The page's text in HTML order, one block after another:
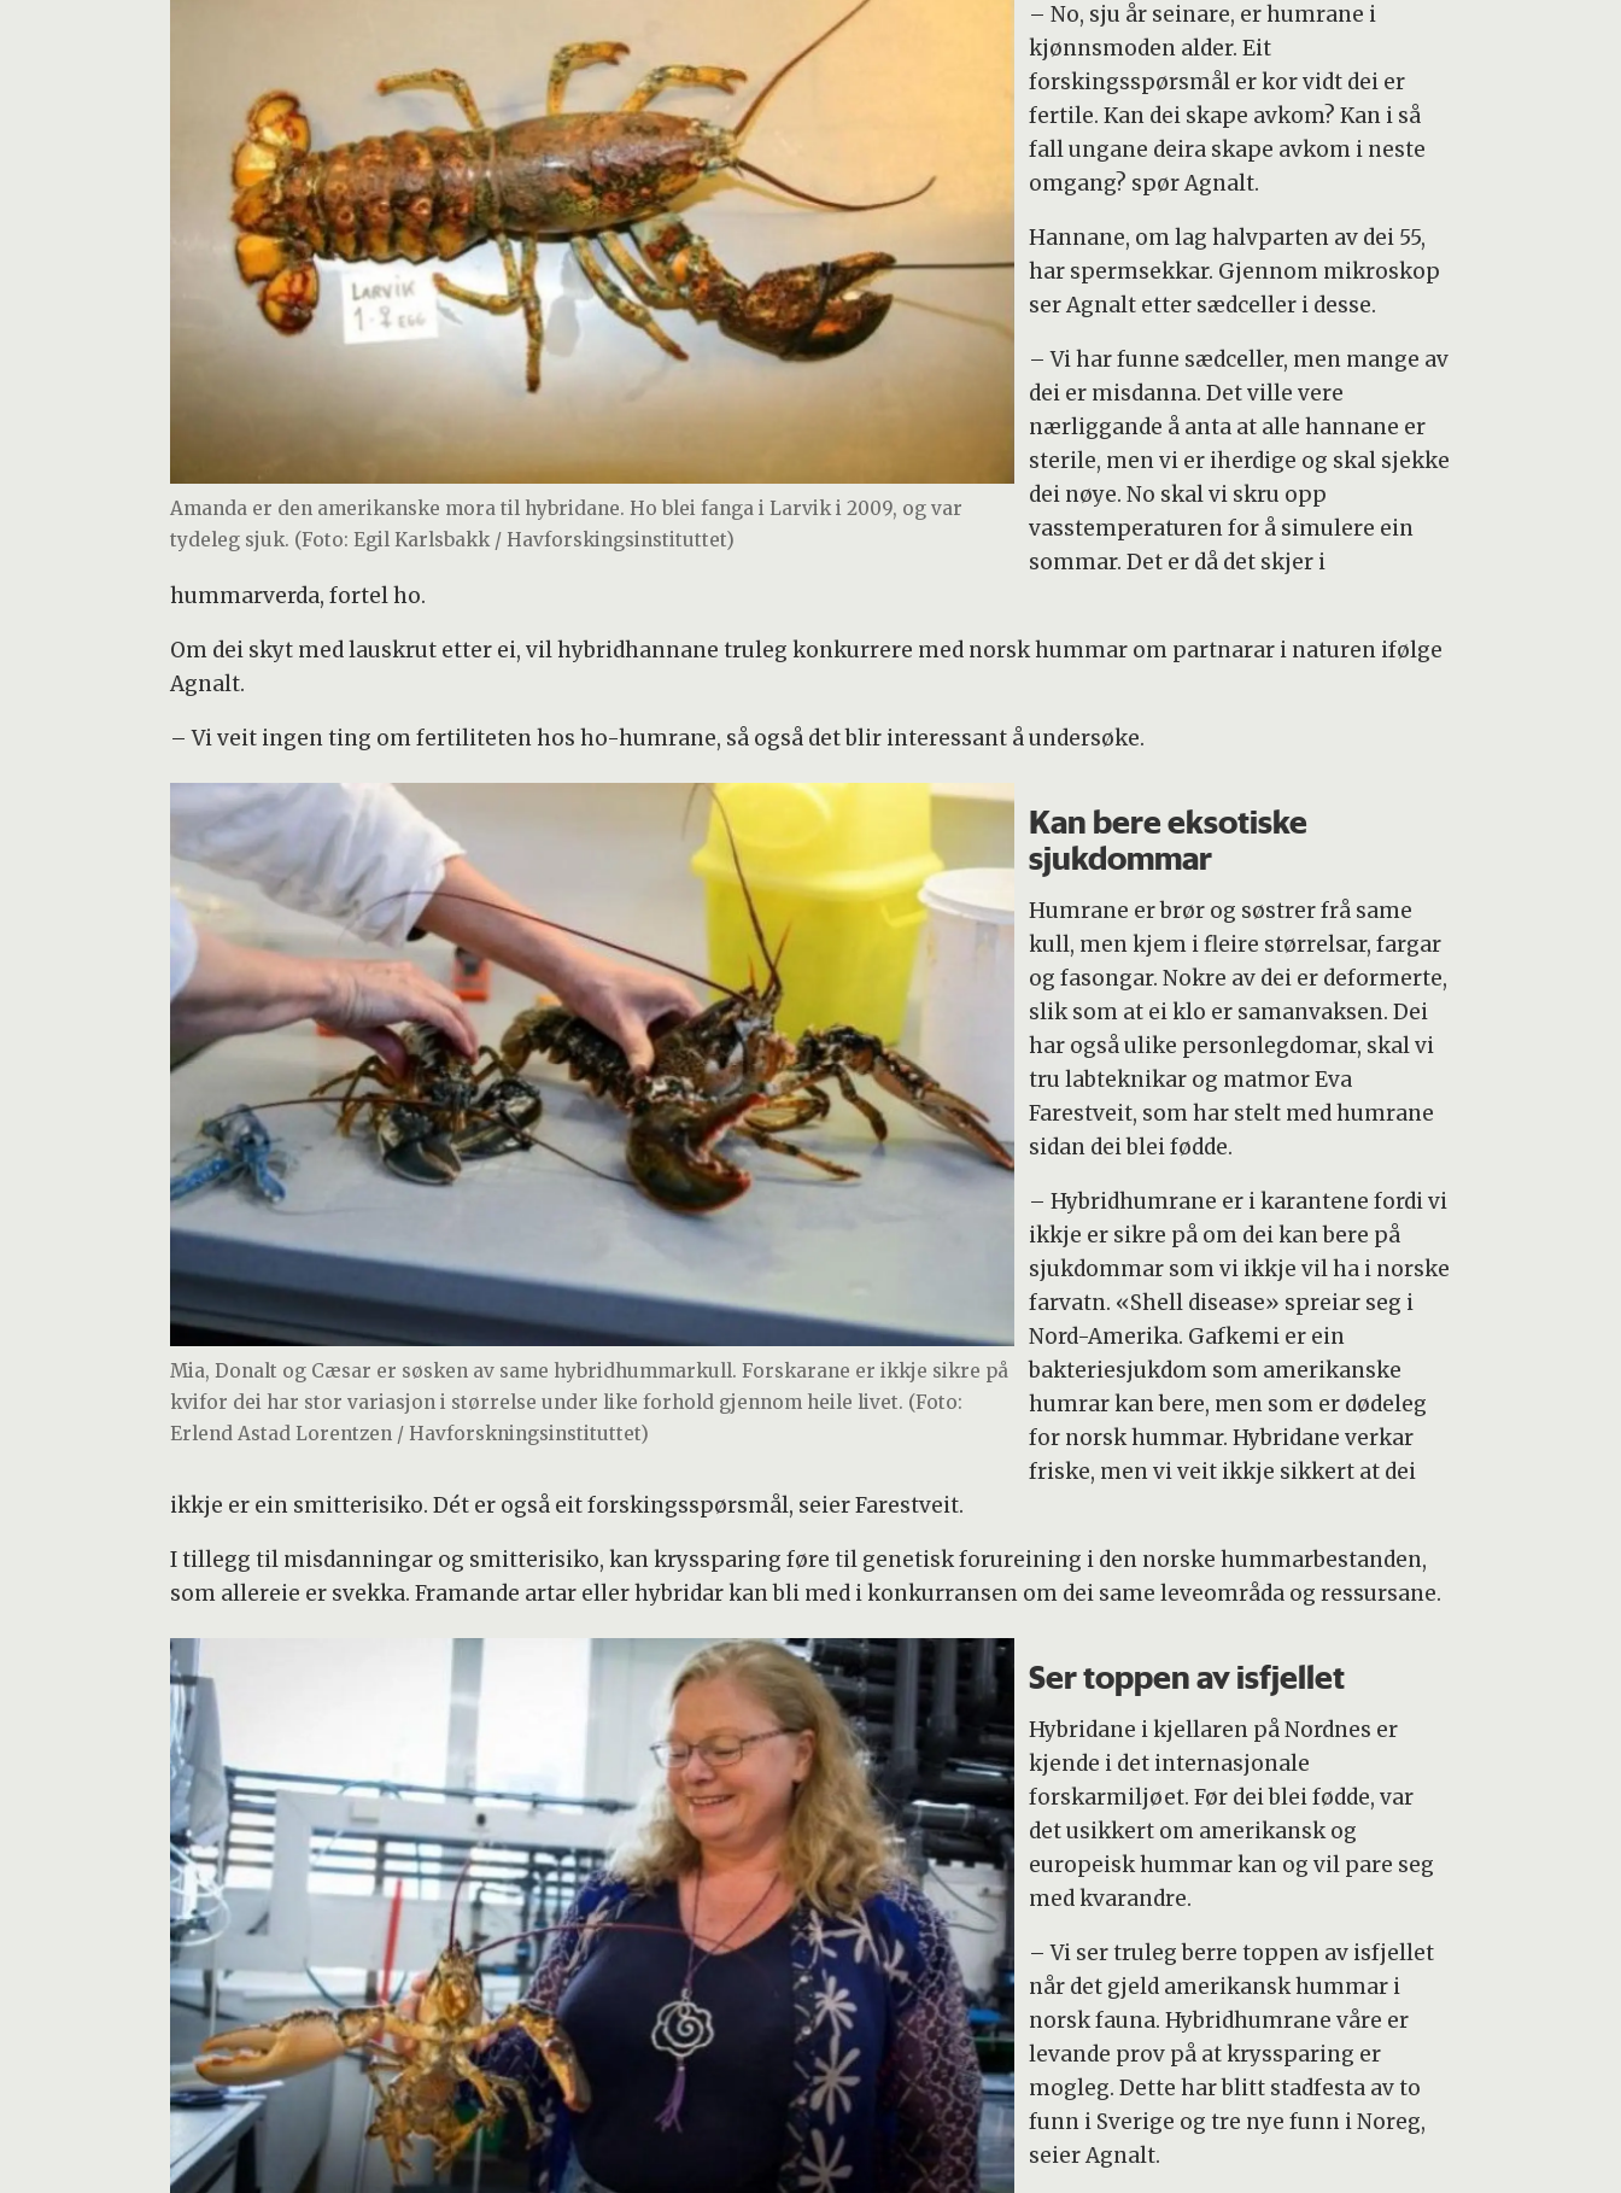
Amanda er den amerikanske mora til hybridane. Ho blei fanga i Larvik i 2009, og var
tydeleg sjuk. (Foto: Egil Karlsbakk / Havforskingsinstituttet)
– No, sju år seinare, er humrane i
kjønnsmoden alder. Eit
forskingsspørsmål er kor vidt dei er
fertile. Kan dei skape avkom? Kan i så
fall ungane deira skape avkom i neste
omgang? spør Agnalt.
Hannane, om lag halvparten av dei 55,
har spermsekkar. Gjennom mikroskop
ser Agnalt etter sædceller i desse.
– Vi har funne sædceller, men mange av
dei er misdanna. Det ville vere
nærliggande å anta at alle hannane er
sterile, men vi er iherdige og skal sjekke
dei nøye. No skal vi skru opp
vasstemperaturen for å simulere ein
sommar. Det er då det skjer i
hummarverda, fortel ho.
Om dei skyt med lauskrut etter ei, vil hybridhannane truleg konkurrere med norsk hummar om partnarar i naturen ifølge
Agnalt.
– Vi veit ingen ting om fertiliteten hos ho-humrane, så også det blir interessant å undersøke.
Mia, Donalt og Cæsar er søsken av same hybridhummarkull. Forskarane er ikkje sikre på
kvifor dei har stor variasjon i størrelse under like forhold gjennom heile livet. (Foto:
Erlend Astad Lorentzen / Havforskningsinstituttet)
Kan bere eksotiske
sjukdommar
Humrane er brør og søstrer frå same
kull, men kjem i fleire størrelsar, fargar
og fasongar. Nokre av dei er deformerte,
slik som at ei klo er samanvaksen. Dei
har også ulike personlegdomar, skal vi
tru labteknikar og matmor Eva
Farestveit, som har stelt med humrane
sidan dei blei fødde.
– Hybridhumrane er i karantene fordi vi
ikkje er sikre på om dei kan bere på
sjukdommar som vi ikkje vil ha i norske
farvatn. «Shell disease» spreiar seg i
Nord-Amerika. Gafkemi er ein
bakteriesjukdom som amerikanske
humrar kan bere, men som er dødeleg
for norsk hummar. Hybridane verkar
friske, men vi veit ikkje sikkert at dei
ikkje er ein smitterisiko. Dét er også eit forskingsspørsmål, seier Farestveit.
I tillegg til misdanningar og smitterisiko, kan kryssparing føre til genetisk forureining i den norske hummarbestanden,
som allereie er svekka. Framande artar eller hybridar kan bli med i konkurransen om dei same leveområda og ressursane.
Ser toppen av isfjellet
Hybridane i kjellaren på Nordnes er
kjende i det internasjonale
forskarmiljøet. Før dei blei fødde, var
det usikkert om amerikansk og
europeisk hummar kan og vil pare seg
med kvarandre.
– Vi ser truleg berre toppen av isfjellet
når det gjeld amerikansk hummar i
norsk fauna. Hybridhumrane våre er
levande prov på at kryssparing er
mogleg. Dette har blitt stadfesta av to
funn i Sverige og tre nye funn i Noreg,
seier Agnalt.